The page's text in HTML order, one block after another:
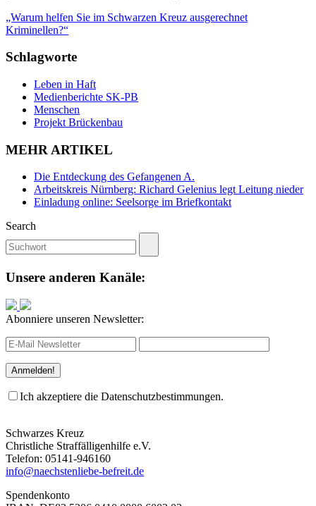
„Warum helfen Sie im Schwarzen Kreuz ausgerechnet
Kriminellen?“
Schlagworte
Leben in Haft
Medienberichte SK-PB
Menschen
Projekt Brückenbau
MEHR ARTIKEL
Die Entdeckung des Gefangenen A.
Arbeitskreis Nürnberg: Richard Gelenius legt Leitung nieder
Einladung online: Seelsorge im Briefkontakt
Search
Unsere anderen Kanäle:
Abonniere unseren Newsletter:
Ich akzeptiere die Datenschutzbestimmungen.
Schwarzes Kreuz
Christliche Straffälligenhilfe e.V.
Telefon: 05141-946160
info@naechstenliebe-befreit.de
Spendenkonto